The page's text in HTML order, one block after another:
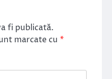
fi publicată.
marcate cu *